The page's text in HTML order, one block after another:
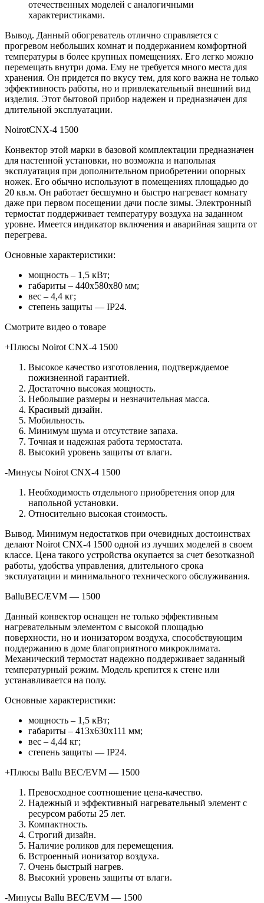
отечественных моделей с аналогичными
характеристиками.
Вывод. Данный обогреватель отлично справляется с
прогревом небольших комнат и поддержанием комфортной
температуры в более крупных помещениях. Его легко можно
перемещать внутри дома. Ему не требуется много места для
хранения. Он придется по вкусу тем, для кого важна не только
эффективность работы, но и привлекательный внешний вид
изделия. Этот бытовой прибор надежен и предназначен для
длительной эксплуатации.
NoirotCNX-4 1500
Конвектор этой марки в базовой комплектации предназначен
для настенной установки, но возможна и напольная
эксплуатация при дополнительном приобретении опорных
ножек. Его обычно используют в помещениях площадью до
20 кв.м. Он работает бесшумно и быстро нагревает комнату
даже при первом посещении дачи после зимы. Электронный
термостат поддерживает температуру воздуха на заданном
уровне. Имеется индикатор включения и аварийная защита от
перегрева.
Основные характеристики:
мощность – 1,5 кВт;
габариты – 440х580х80 мм;
вес – 4,4 кг;
степень защиты — IP24.
Смотрите видео о товаре
+Плюсы Noirot CNX-4 1500
Высокое качество изготовления, подтверждаемое
пожизненной гарантией.
Достаточно высокая мощность.
Небольшие размеры и незначительная масса.
Красивый дизайн.
Мобильность.
Минимум шума и отсутствие запаха.
Точная и надежная работа термостата.
Высокий уровень защиты от влаги.
-Минусы Noirot CNX-4 1500
Необходимость отдельного приобретения опор для
напольной установки.
Относительно высокая стоимость.
Вывод. Минимум недостатков при очевидных достоинствах
делают Noirot CNX-4 1500 одной из лучших моделей в своем
классе. Цена такого устройства окупается за счет безотказной
работы, удобства управления, длительного срока
эксплуатации и минимального технического обслуживания.
BalluBEC/EVM — 1500
Данный конвектор оснащен не только эффективным
нагревательным элементом с высокой площадью
поверхности, но и ионизатором воздуха, способствующим
поддержанию в доме благоприятного микроклимата.
Механический термостат надежно поддерживает заданный
температурный режим. Модель крепится к стене или
устанавливается на полу.
Основные характеристики:
мощность – 1,5 кВт;
габариты – 413х630х111 мм;
вес – 4,44 кг;
степень защиты — IP24.
+Плюсы Ballu BEC/EVM — 1500
Превосходное соотношение цена-качество.
Надежный и эффективный нагревательный элемент с
ресурсом работы 25 лет.
Компактность.
Строгий дизайн.
Наличие роликов для перемещения.
Встроенный ионизатор воздуха.
Очень быстрый нагрев.
Высокий уровень защиты от влаги.
-Минусы Ballu BEC/EVM — 1500